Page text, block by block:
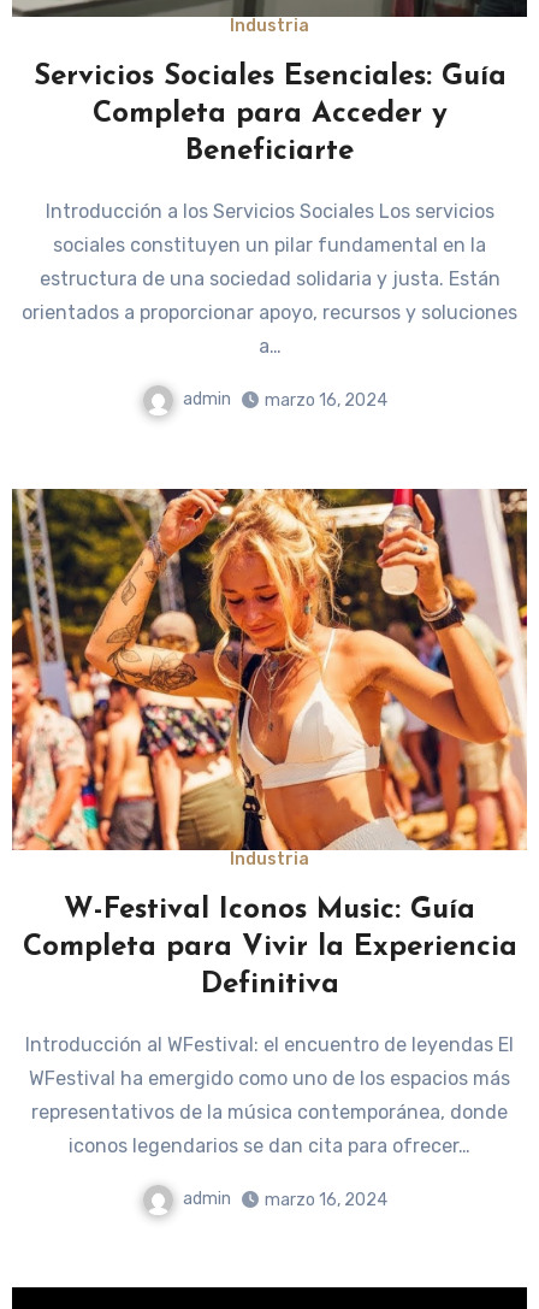
Industria
Servicios Sociales Esenciales: Guía
Completa para Acceder y
Beneficiarte
sociales constituyen un pilar fundamental en la
estructura de una sociedad solidaria y justa. Están
orientados a proporcionar apoyo, recursos y soluciones
a…
admin marzo 16, 2024
Industria
W-Festival Iconos Music: Guía
Completa para Vivir la Experiencia
Definitiva
Introducción al WFestival: el encuentro de leyendas El
WFestival ha emergido como uno de los espacios más
representativos de la música contemporánea, donde
iconos legendarios se dan cita para ofrecer…
admin marzo 16, 2024